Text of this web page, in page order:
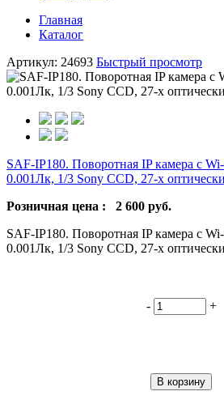
Главная
Каталог
Артикул: 24693 Быстрый просмотр
SAF-IP180. Поворотная IP камера с
0.001Лк, 1/3 Sony CCD, 27-x
Розничная цена : 2 600 руб.
SAF-IP180. Поворотная IP камера с
0.001Лк, 1/3 Sony CCD, 27-x
- +
В корзину